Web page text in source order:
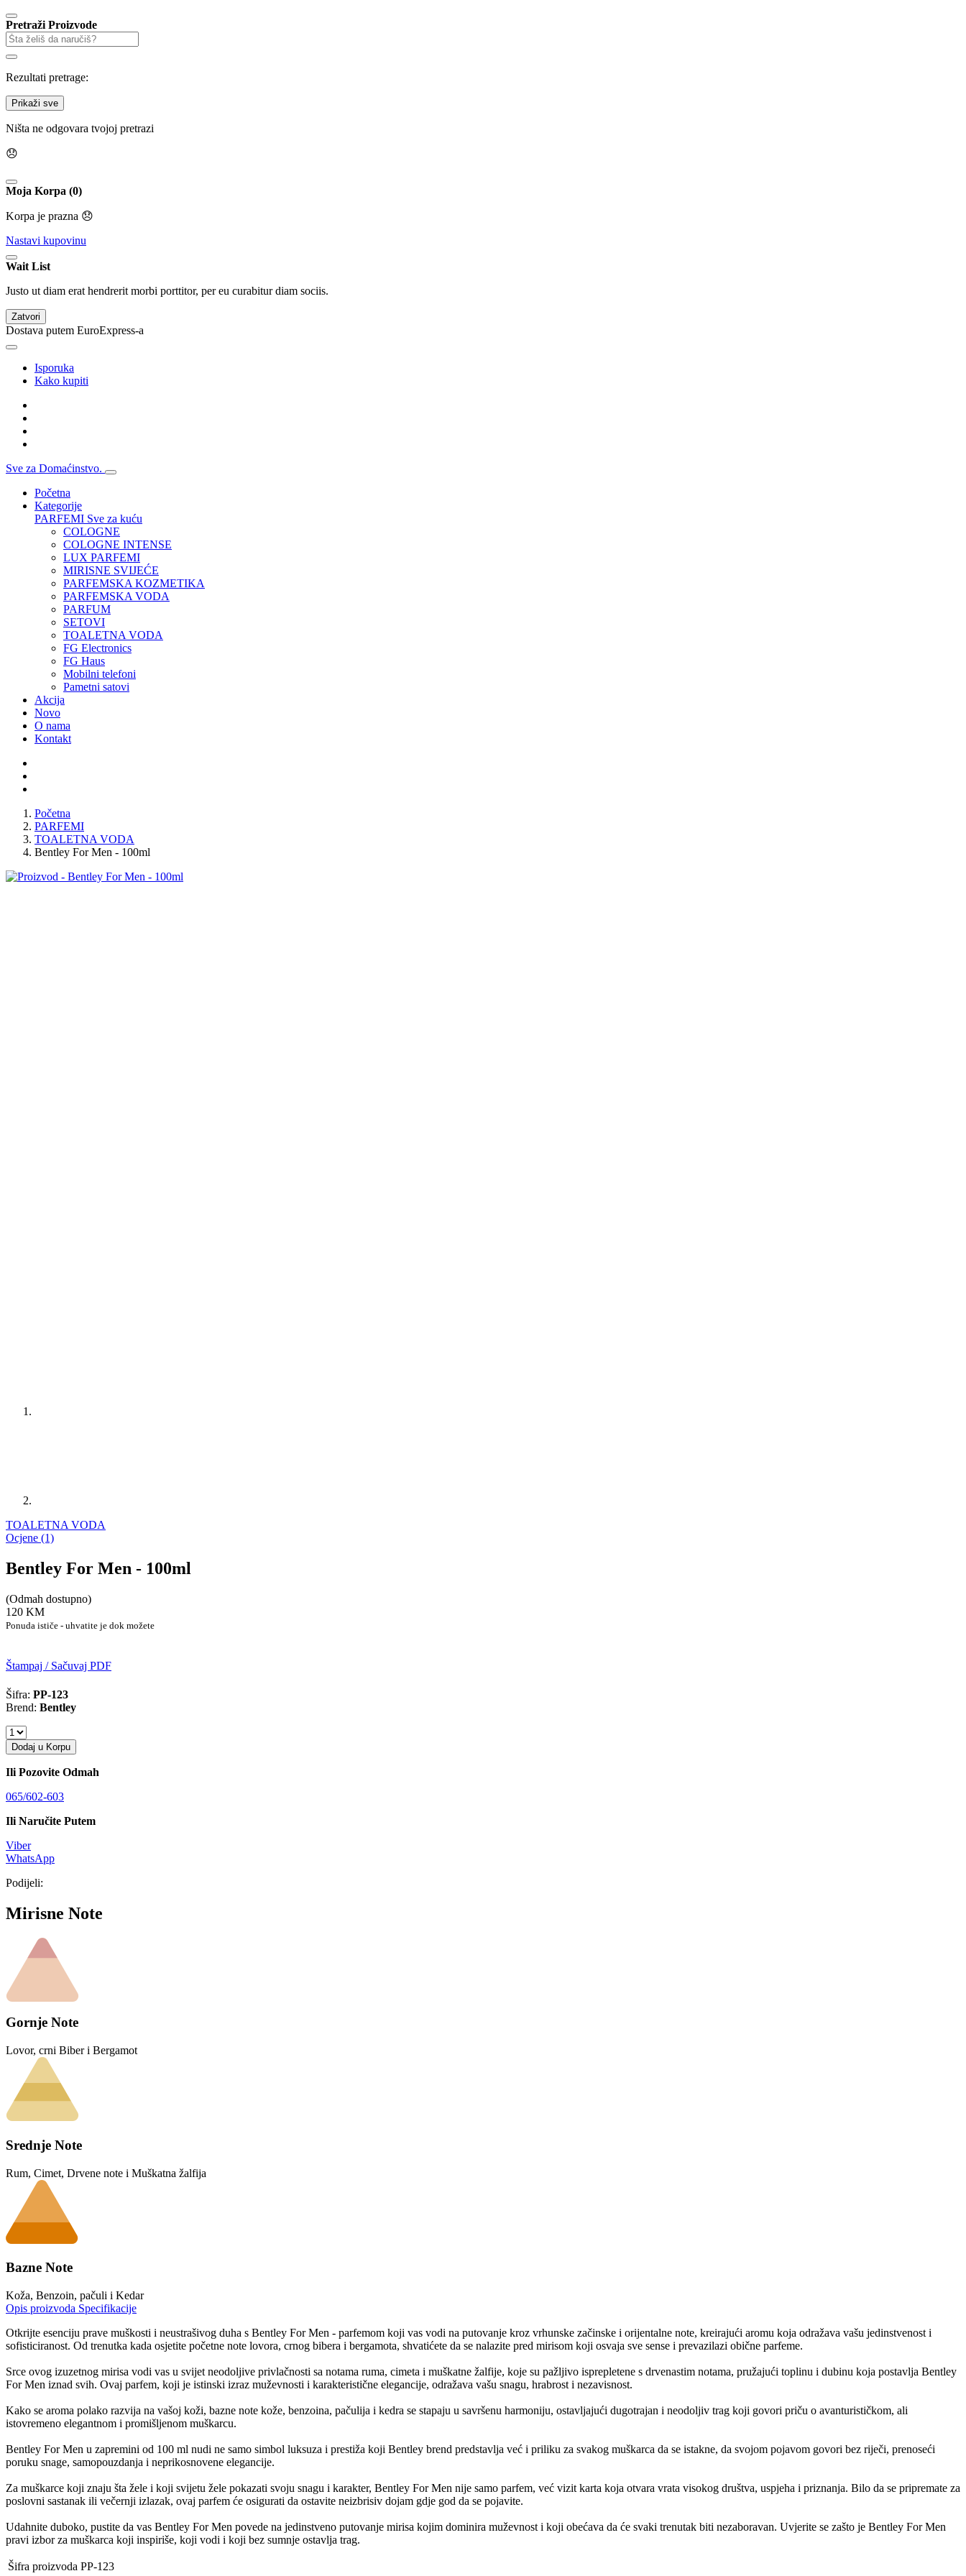
Pretraži Proizvode
Rezultati pretrage:
Prikaži sve
Ništa ne odgovara tvojoj pretrazi
😞
Moja Korpa (0)
Korpa je prazna 😞
Nastavi kupovinu
Wait List
Justo ut diam erat hendrerit morbi porttitor, per eu curabitur diam sociis.
Zatvori
Dostava putem EuroExpress-a
Isporuka
Kako kupiti
Sve za Domaćinstvo.
Početna
Kategorije
PARFEMI Sve za kuću
COLOGNE
COLOGNE INTENSE
LUX PARFEMI
MIRISNE SVIJEĆE
PARFEMSKA KOZMETIKA
PARFEMSKA VODA
PARFUM
SETOVI
TOALETNA VODA
FG Electronics
FG Haus
Mobilni telefoni
Pametni satovi
Akcija
Novo
O nama
Kontakt
Početna
PARFEMI
TOALETNA VODA
Bentley For Men - 100ml
TOALETNA VODA
Ocjene (1)
Bentley For Men - 100ml
(Odmah dostupno)
120 KM
Ponuda ističe - uhvatite je dok možete
Štampaj / Sačuvaj PDF
Šifra: PP-123
Brend: Bentley
Dodaj u Korpu
Ili Pozovite Odmah
065/602-603
Ili Naručite Putem
Viber
WhatsApp
Podijeli:
Mirisne Note
Gornje Note
Lovor, crni Biber i Bergamot
Srednje Note
Rum, Cimet, Drvene note i Muškatna žalfija
Bazne Note
Koža, Benzoin, pačuli i Kedar
Opis proizvoda Specifikacije
Otkrijte esenciju prave muškosti i neustrašivog duha s Bentley For Men - parfemom koji vas vodi na putovanje kroz vrhunske začinske i orijentalne note, kreirajući aromu koja odražava vašu jedinstvenost i
sofisticiranost. Od trenutka kada osjetite početne note lovora, crnog bibera i bergamota, shvatićete da se nalazite pred mirisom koji osvaja sve sense i prevazilazi obične parfeme.
Srce ovog izuzetnog mirisa vodi vas u svijet neodoljive privlačnosti sa notama ruma, cimeta i muškatne žalfije, koje su pažljivo isprepletene s drvenastim notama, pružajući toplinu i dubinu koja postavlja Bentley
For Men iznad svih. Ovaj parfem, koji je istinski izraz muževnosti i karakteristične elegancije, odražava vašu snagu, hrabrost i nezavisnost.
Kako se aroma polako razvija na vašoj koži, bazne note kože, benzoina, pačulija i kedra se stapaju u savršenu harmoniju, ostavljajući dugotrajan i neodoljiv trag koji govori priču o avanturističkom, ali
istovremeno elegantnom i promišljenom muškarcu.
Bentley For Men u zapremini od 100 ml nudi ne samo simbol luksuza i prestiža koji Bentley brend predstavlja već i priliku za svakog muškarca da se istakne, da svojom pojavom govori bez riječi, prenoseći
poruku snage, samopouzdanja i neprikosnovene elegancije.
Za muškarce koji znaju šta žele i koji svijetu žele pokazati svoju snagu i karakter, Bentley For Men nije samo parfem, već vizit karta koja otvara vrata visokog društva, uspjeha i priznanja. Bilo da se pripremate za
poslovni sastanak ili večernji izlazak, ovaj parfem će osigurati da ostavite neizbrisiv dojam gdje god da se pojavite.
Udahnite duboko, pustite da vas Bentley For Men povede na jedinstveno putovanje mirisa kojim dominira muževnost i koji obećava da će svaki trenutak biti nezaboravan. Uvjerite se zašto je Bentley For Men
pravi izbor za muškarca koji inspiriše, koji vodi i koji bez sumnje ostavlja trag.
Šifra proizvoda PP-123